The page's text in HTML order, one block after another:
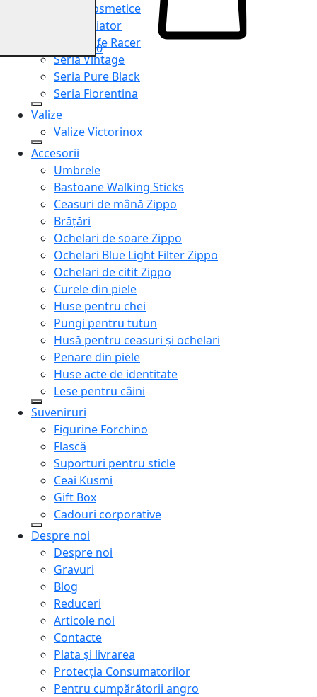
Truse cosmetice
Seria Aviator
Seria Cafe Racer
Seria Vintage
Seria Pure Black
Seria Fiorentina
Valize
Valize Victorinox
Accesorii
Umbrele
Bastoane Walking Sticks
Ceasuri de mână Zippo
Brățări
Ochelari de soare Zippo
Ochelari Blue Light Filter Zippo
Ochelari de citit Zippo
Curele din piele
Huse pentru chei
Pungi pentru tutun
Husă pentru ceasuri și ochelari
Penare din piele
Huse acte de identitate
Lese pentru câini
Suveniruri
Figurine Forchino
Flască
Suporturi pentru sticle
Ceai Kusmi
Gift Box
Cadouri corporative
Despre noi
Despre noi
Gravuri
Blog
Reduceri
Articole noi
Contacte
Plata și livrarea
Protecţia Consumatorilor
Pentru cumpărătorii angro
0